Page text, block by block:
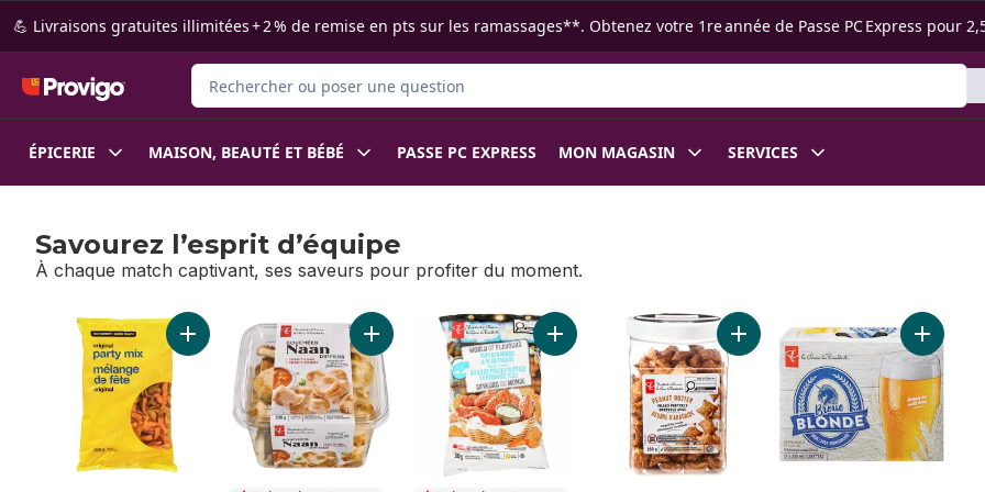
Passer au contenu principal
Passer au pied de page
💪 Livraisons gratuites illimitées + 2 % de remise en pts sur les ramassages**. Obtenez votre 1re année de Passe PC Express pour
Rechercher des produits
ÉPICERIE MAISON, BEAUTÉ ET BÉBÉ PASSE PC EXPRESS MON MAGASIN SERVICES
Savourez l’esprit d’équipe
À chaque match captivant, ses saveurs pour profiter du moment.
sauter Savourez l’esprit d’équipe
Ajouter Mélange de fête original au panierAjouter Bouchées De Naan Traditionnel au panierAjouter Croustilles ondulées Saveurs du monde saveur
Ajouter Bretzels avec beurreAjouter